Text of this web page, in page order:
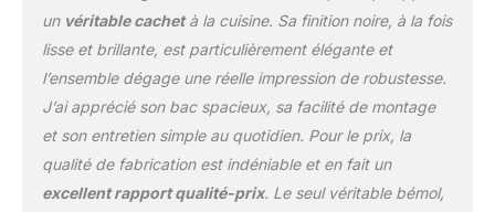
coussins
d'insonorisation. De plus,
le bol avec un design à
canal en X unique facilite
l'écoulement rapide
un véritable cachetà la cuisine. Sa finition noire, à la fois
lisse et brillante, est particulièrement élégante et
l’ensemble dégage une réelle impression de robustesse.
J’ai apprécié son bac spacieux, sa facilité de montage
et son entretien simple au quotidien. Pour le prix, la
qualité de fabrication est indéniable et en fait un
excellent rapport qualité-prix. Le seul véritable bémol,